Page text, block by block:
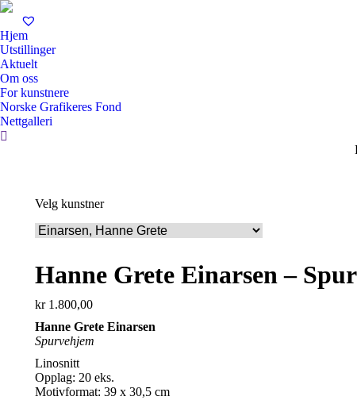
Hjem
Utstillinger
Aktuelt
Om oss
For kunstnere
Norske Grafikeres Fond
Nettgalleri
Search:
Velg kunstner
Hanne Grete Einarsen –
kr1.800,00
Hanne Grete Einarsen
Spurvehjem
Linosnitt
Opplag: 20 eks.
Motivformat: 39 x 30,5 cm